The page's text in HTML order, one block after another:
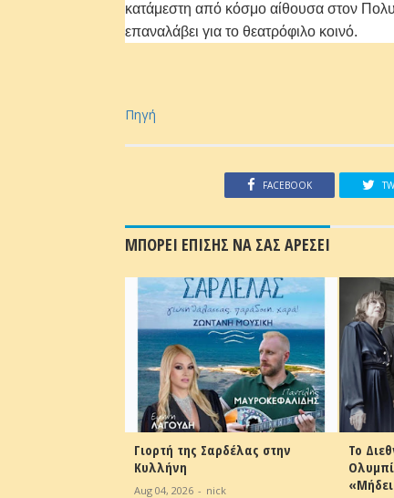
κατάμεστη από κόσμο αίθουσα στον
επαναλάβει για το θεατρόφιλο κοινό.
Πηγή
FACEBOOK
ΜΠΟΡΕΙ ΕΠΙΣΗΣ ΝΑ ΣΑΣ ΑΡΕΣΕΙ
Γιορτή της Σαρδέλας στην
Κυλλήνη
Aug 04, 2026 - nick
Το
Ολυμπίας
«Μήδεια»